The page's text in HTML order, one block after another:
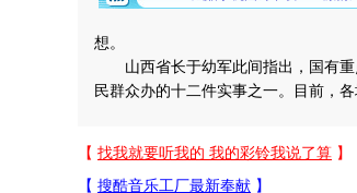
想。
山西省长于幼军此间指出，国有重
民群众办的十二件实事之一。目前，